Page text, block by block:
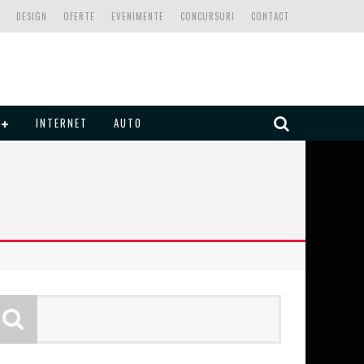
CONTACT
CONCURSURI
EVENIMENTE
OFERTE
DESIGN
INTERNET AUTO